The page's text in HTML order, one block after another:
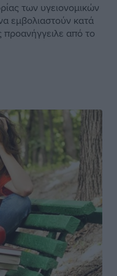
των υγειονομικών
εμβολιαστούν κατά
από το